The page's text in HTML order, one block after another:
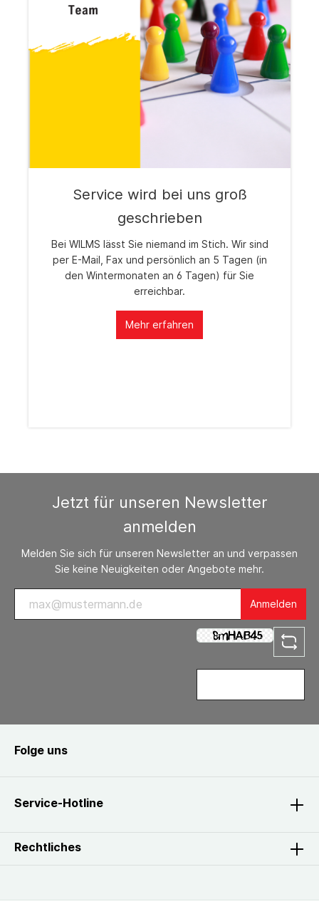
Service wird bei uns groß
geschrieben
Bei WILMS lässt Sie niemand im Stich. Wir sind
per E-Mail, Fax und persönlich an 5 Tagen (in
den Wintermonaten an 6 Tagen) für Sie
erreichbar.
Mehr erfahren
Jetzt für unseren Newsletter
anmelden
Melden Sie sich für unseren Newsletter an und verpassen
Sie keine Neuigkeiten oder Angebote mehr.
Anmelden
Service-Hotline
Folge uns
Rechtliches